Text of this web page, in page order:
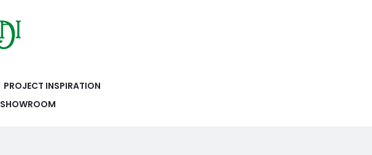
PROJECT INSPIRATION
SHOWROOM